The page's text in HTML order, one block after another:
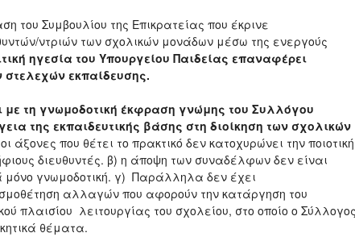
του Συμβουλίου της Επικρατείας που έκρινε
ντριών των σχολικών μονάδων μέσω της ενεργούς
ηγεσία του Υπουργείου Παιδείας επαναφέρει
εκπαίδευσης.
με τη γνωμοδοτική έκφραση γνώμης του Συλλόγου
της εκπαιδευτικής βάσης στη διοίκηση των σχολικών
που θέτει το πρακτικό δεν κατοχυρώνει την ποιοτική
διευθυντές. β) η άποψη των συναδέλφων δεν είναι
γνωμοδοτική. γ) Παράλληλα δεν έχει
αλλαγών που αφορούν την κατάργηση του
πλαισίου λειτουργίας του σχολείου, στο οποίο ο
θέματα.